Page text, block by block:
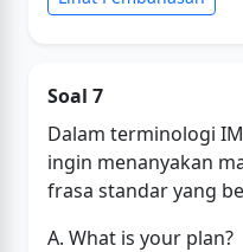
Soal 7
Dalam terminologi
ingin menanyakan
frasa standar yang
A. What is your plan?